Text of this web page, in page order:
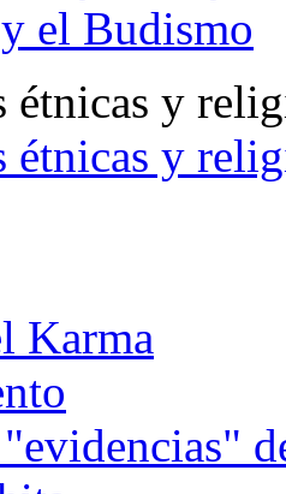
el Budismo
étnicas y
étnicas y
Karma